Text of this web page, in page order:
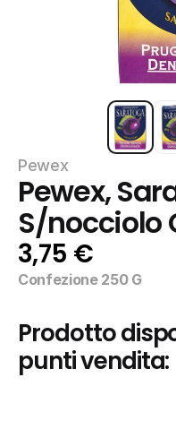
Pewex
Pewex,
S/nocciolo
3,75 €
Confezione 250 G
Prodotto
punti vendita: